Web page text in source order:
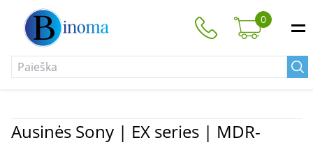
0
Ausinės Sony | EX series | MDR-